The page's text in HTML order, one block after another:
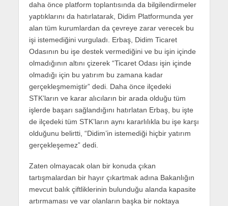
daha önce platform toplantısında da bilgilendirmeler
yaptıklarını da hatırlatarak, Didim Platformunda yer
alan tüm kurumlardan da çevreye zarar verecek bu
işi istemediğini vurguladı. Erbaş, Didim Ticaret
Odasının bu işe destek vermediğini ve bu işin içinde
olmadığının altını çizerek “Ticaret Odası işin içinde
olmadığı için bu yatırım bu zamana kadar
gerçekleşmemiştir” dedi. Daha önce ilçedeki
STK’ların ve karar alıcıların bir arada olduğu tüm
işlerde başarı sağlandığını hatırlatan Erbaş, bu işte
de ilçedeki tüm STK’ların aynı kararlılıkla bu işe karşı
olduğunu belirtti, “Didim’in istemediği hiçbir yatırım
gerçekleşemez” dedi.
Zaten olmayacak olan bir konuda çıkan
tartışmalardan bir hayır çıkartmak adına Bakanlığın
mevcut balık çiftliklerinin bulunduğu alanda kapasite
artırmaması ve var olanların başka bir noktaya